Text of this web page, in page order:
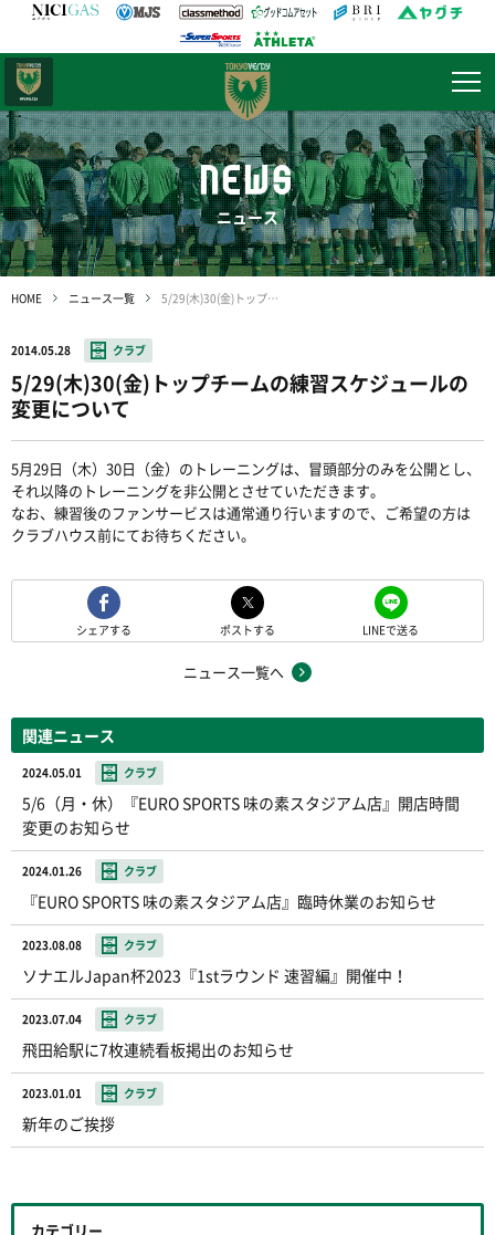
NEWS
ニュース
HOME ニュース一覧 5/29(木)30(金)トップチームの練習スケジュールの変更について
2014.05.28 クラブ
5/29(木)30(金)トップチームの練習スケジュールの
変更について
5月29日（木）30日（金）のトレーニングは、冒頭部分のみを公開とし、
それ以降のトレーニングを非公開とさせていただきます。
なお、練習後のファンサービスは通常通り行いますので、ご希望の方は
クラブハウス前にてお待ちください。
シェアする ポストする LINEで送る
ニュース一覧へ
関連ニュース
2024.05.01 クラブ
5/6（月・休）『EURO SPORTS 味の素スタジアム店』開店時間
変更のお知らせ
2024.01.26 クラブ
『EURO SPORTS 味の素スタジアム店』臨時休業のお知らせ
2023.08.08 クラブ
ソナエルJapan杯2023『1stラウンド 速習編』開催中！
2023.07.04 クラブ
飛田給駅に7枚連続看板掲出のお知らせ
2023.01.01 クラブ
新年のご挨拶
カテゴリー